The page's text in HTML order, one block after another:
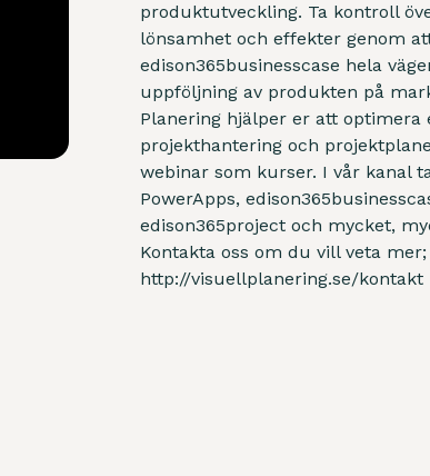
produktutveckling. Ta kontroll
lönsamhet och effekter genom
edison365businesscase hela
uppföljning av produkten på
Planering hjälper er att optimera
projekthantering och
webinar som kurser. I vår kanal
PowerApps,
edison365project och mycket,
Kontakta oss om du vill veta mer;
http://visuellplanering.se/kontakt